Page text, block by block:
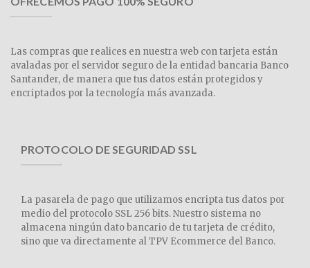
Las compras que realices en nuestra web con tarjeta están
avaladas por el servidor seguro de la entidad bancaria Banco
Santander, de manera que tus datos están protegidos y
encriptados por la tecnología más avanzada.
PROTOCOLO DE SEGURIDAD SSL
La pasarela de pago que utilizamos encripta tus datos por
medio del protocolo SSL 256 bits. Nuestro sistema no
almacena ningún dato bancario de tu tarjeta de crédito,
sino que va directamente al TPV Ecommerce del Banco.